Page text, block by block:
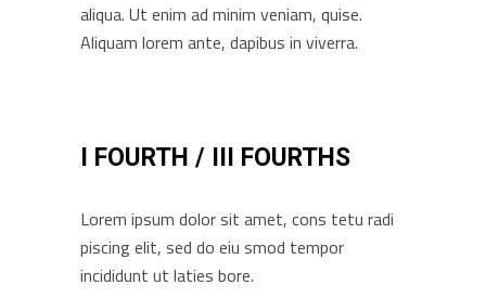
aliqua. Ut enim ad minim veniam, quise.
Aliquam lorem ante, dapibus in viverra.
I FOURTH / III FOURTHS
Lorem ipsum dolor sit amet, cons tetu radi
piscing elit, sed do eiu smod tempor
incididunt ut laties bore.